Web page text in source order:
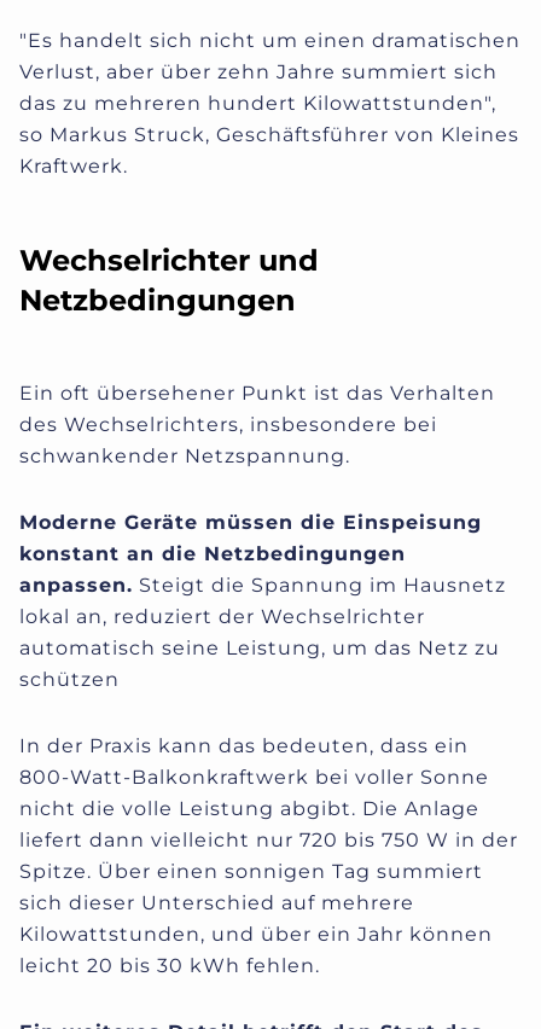
"Es handelt sich nicht um einen dramatischen
Verlust, aber über zehn Jahre summiert sich
das zu mehreren hundert Kilowattstunden",
so Markus Struck, Geschäftsführer von Kleines
Kraftwerk.
Wechselrichter und
Netzbedingungen
Ein oft übersehener Punkt ist das Verhalten
des Wechselrichters, insbesondere bei
schwankender Netzspannung.
Moderne Geräte müssen die Einspeisung
konstant an die Netzbedingungen
anpassen. Steigt die Spannung im Hausnetz
lokal an, reduziert der Wechselrichter
automatisch seine Leistung, um das Netz zu
schützen
In der Praxis kann das bedeuten, dass ein
800-Watt-Balkonkraftwerk bei voller Sonne
nicht die volle Leistung abgibt. Die Anlage
liefert dann vielleicht nur 720 bis 750 W in der
Spitze. Über einen sonnigen Tag summiert
sich dieser Unterschied auf mehrere
Kilowattstunden, und über ein Jahr können
leicht 20 bis 30 kWh fehlen.